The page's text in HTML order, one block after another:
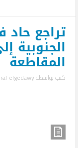
تراجع حاد
الجنوبية
المقاطعة
كتب بواسطةelgedawy